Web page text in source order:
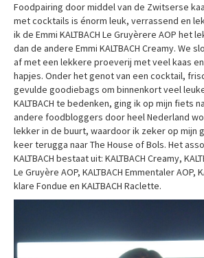
Foodpairing door middel van de Zwitserse
met cocktails is énorm leuk, verrassend en
ik de Emmi KALTBACH Le Gruyèrere AOP
dan de andere Emmi KALTBACH Creamy. We
af met een lekkere proeverij met veel kaas
hapjes. Onder het genot van een cocktail,
gevulde goodiebags om binnenkort veel
KALTBACH te bedenken, ging ik op mijn fiets
andere foodbloggers door heel Nederland
lekker in de buurt, waardoor ik zeker op mijn
keer terugga naar The House of Bols. Het
KALTBACH bestaat uit: KALTBACH Creamy,
Le Gruyère AOP, KALTBACH Emmentaler AOP,
klare Fondue en KALTBACH Raclette.